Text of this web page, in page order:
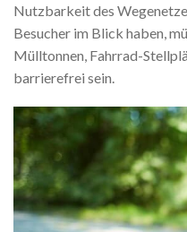
Nutzbarkeit des
Besucher im Blick haben,
Mülltonnen, Fahrrad-
barrierefrei sein.